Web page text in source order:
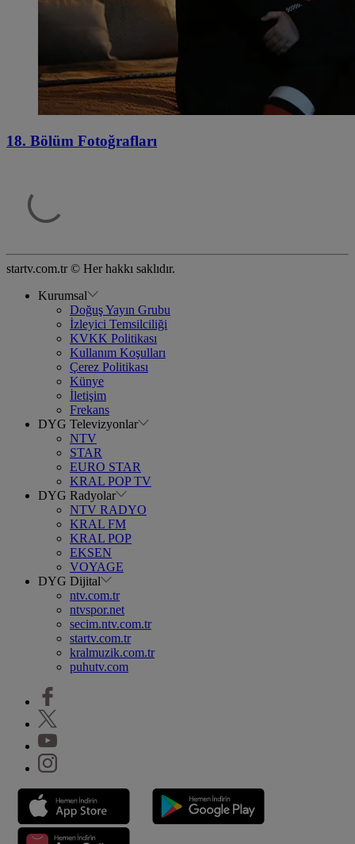
18. Bölüm Fotoğrafları
startv.com.tr © Her hakkı saklıdır.
Kurumsal
Doğuş Yayın Grubu
İzleyici Temsilciliği
KVKK Politikası
Kullanım Koşulları
Çerez Politikası
Künye
İletişim
Frekans
DYG Televizyonlar
NTV
STAR
EURO STAR
KRAL POP TV
DYG Radyolar
NTV RADYO
KRAL FM
KRAL POP
EKSEN
VOYAGE
DYG Dijital
ntv.com.tr
ntvspor.net
secim.ntv.com.tr
startv.com.tr
kralmuzik.com.tr
puhutv.com